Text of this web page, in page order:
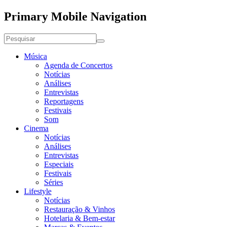
Primary Mobile Navigation
Música
Agenda de Concertos
Notícias
Análises
Entrevistas
Reportagens
Festivais
Som
Cinema
Notícias
Análises
Entrevistas
Especiais
Festivais
Séries
Lifestyle
Notícias
Restauração & Vinhos
Hotelaria & Bem-estar